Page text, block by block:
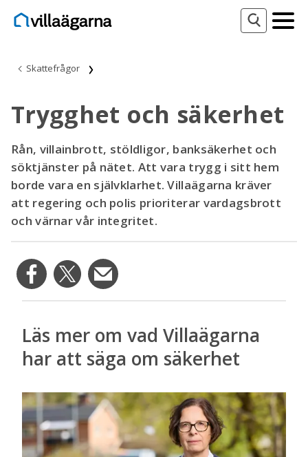
Skattefrågor
Trygghet och säkerhet
Rån, villainbrott, stöldligor, banksäkerhet och
söktjänster på nätet. Att vara trygg i sitt hem
borde vara en självklarhet. Villaägarna kräver
att regering och polis prioriterar vardagsbrott
och värnar vår integritet.
Läs mer om vad Villaägarna
har att säga om säkerhet